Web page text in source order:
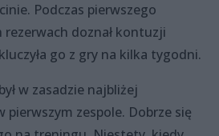
Podczas pierwszego
doznał kontuzji
go z gry na kilka tygodni.
w zasadzie najbliżej
zespole. Dobrze się